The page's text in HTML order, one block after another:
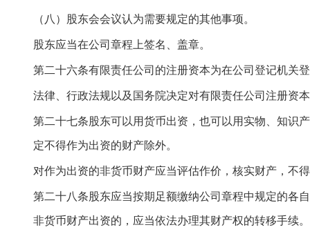
（八）股东会会议认为需要规定的其他事项。
股东应当在公司章程上签名、盖章。
第二十六条有限责任公司的注册资本为在公司登记机关
法律、行政法规以及国务院决定对有限责任公司注册资
第二十七条股东可以用货币出资，也可以用实物、知识
定不得作为出资的财产除外。
对作为出资的非货币财产应当评估作价，核实财产，不
第二十八条股东应当按期足额缴纳公司章程中规定的各
非货币财产出资的，应当依法办理其财产权的转移手续。